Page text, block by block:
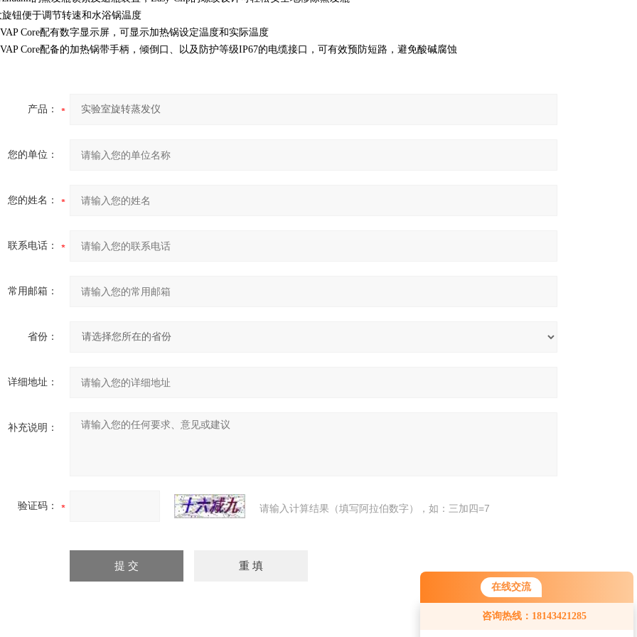
在线交流
咨询热线：18143421285
旋钮便于调节转速和水浴锅温度
Core配有数字显示屏，可显示加热锅设定温度和实际温度
Core配备的加热锅带手柄，倾倒口、以及防护等级IP67的电缆接口，可有效预防短路，避免酸碱腐蚀
产品：
您的单位：
您的姓名：
联系电话：
常用邮箱：
省份：
详细地址：
补充说明：
验证码： 请输入计算结果（填写阿拉伯数字），如：三加四=7